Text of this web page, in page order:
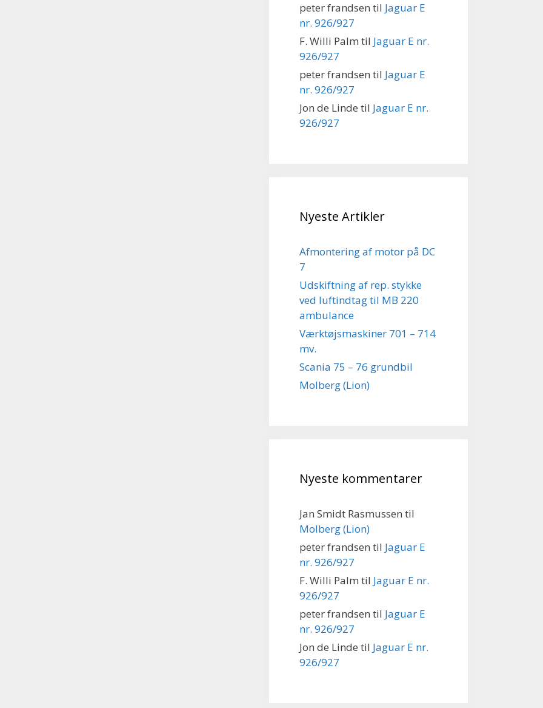
peter frandsen til Jaguar E
nr. 926/927
F. Willi Palm til Jaguar E nr.
926/927
peter frandsen til Jaguar E
nr. 926/927
Jon de Linde til Jaguar E nr.
926/927
Nyeste Artikler
Afmontering af motor på DC
7
Udskiftning af rep. stykke
ved luftindtag til MB 220
ambulance
Værktøjsmaskiner 701 – 714
mv.
Scania 75 – 76 grundbil
Molberg (Lion)
Nyeste kommentarer
Jan Smidt Rasmussen til
Molberg (Lion)
peter frandsen til Jaguar E
nr. 926/927
F. Willi Palm til Jaguar E nr.
926/927
peter frandsen til Jaguar E
nr. 926/927
Jon de Linde til Jaguar E nr.
926/927